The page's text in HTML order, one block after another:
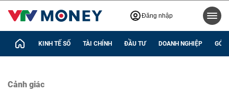
Đăng nhập
KINH TẾ SỐ TÀI CHÍNH ĐẦU TƯ DOANH NGHIỆP GÓC
Cảnh giác